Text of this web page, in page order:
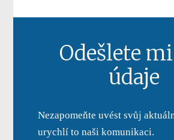
Odešlete
údaje
Nezapomeňte uvést svůj
urychlí to naši komunikaci.